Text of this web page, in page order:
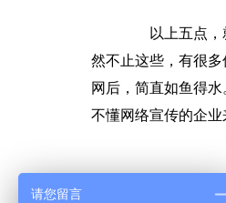
以上五点，就
然不止这些，有很
网后，简直如鱼得
不懂网络宣传的企业
请您留言